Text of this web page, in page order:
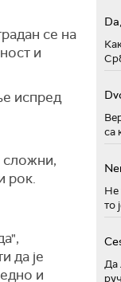
се на
и
испред
сложни,
рок.
да је
и
са
Не
то
Да